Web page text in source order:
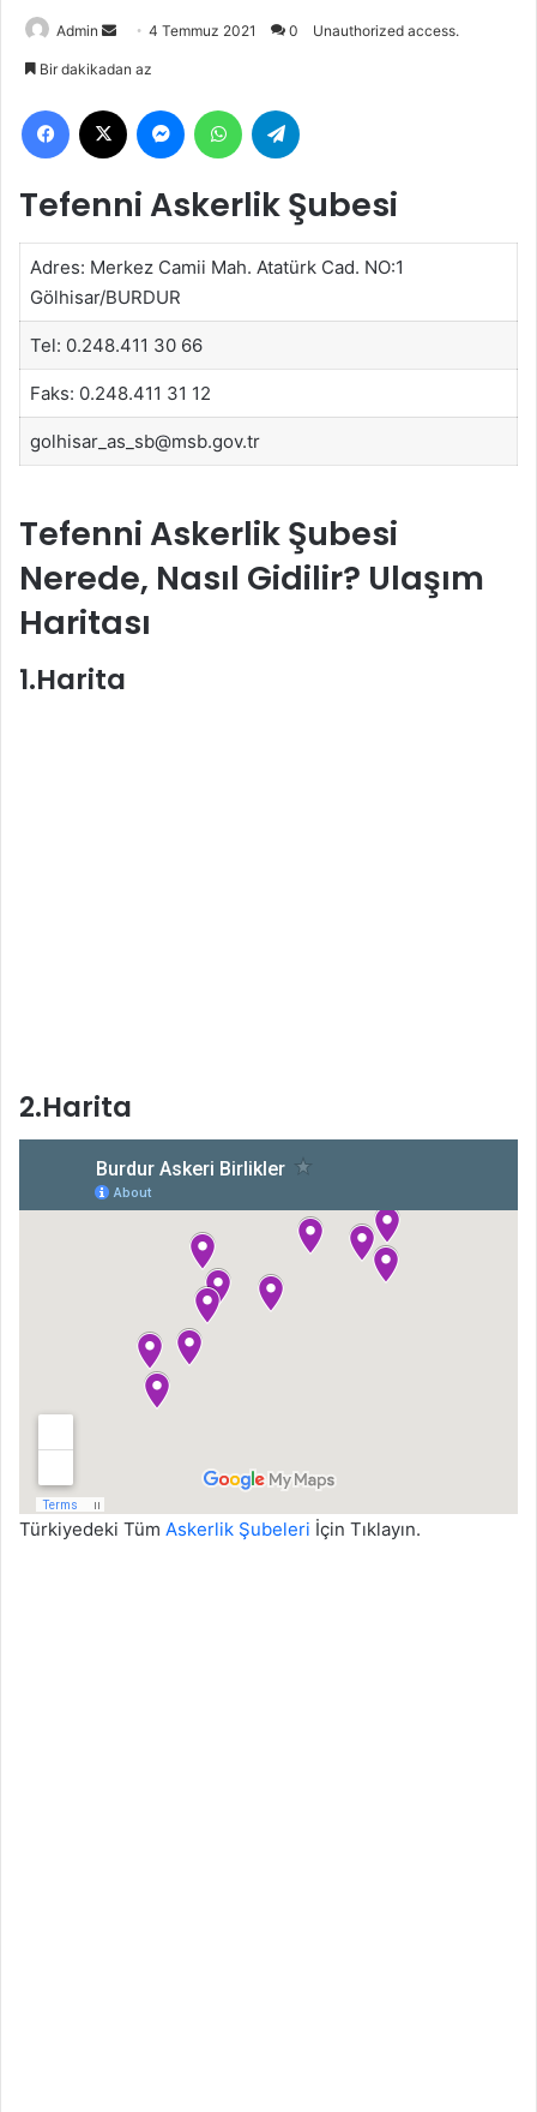
Admin
Bir
göndermek
4 Temmuz 2021 0 Unauthorized access.
Bir dakikadan az
Facebook MessengerWhatsApp
Tefenni Askerlik Şubesi
Adres: Merkez Camii Mah. Atatürk Cad. NO:1
Gölhisar/BURDUR
Tel: 0.248.411 30 66
Faks: 0.248.411 31 12
golhisar_as_sb@msb.gov.tr
Tefenni Askerlik Şubesi
Nerede, Nasıl Gidilir? Ulaşım
Haritası
1.Harita
2.Harita
Türkiyedeki Tüm Askerlik Şubeleri İçin Tıklayın.